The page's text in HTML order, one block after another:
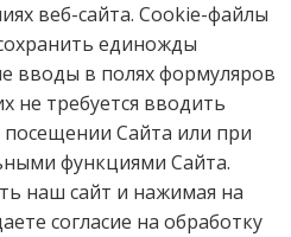
журнал
Череповецкий
16+
веб-сайта. Cookie-файлы
единожды
вводы в полях формуляров
не требуется вводить
Сайта или при
функциями Сайта.
наш сайт и нажимая на
согласие на обработку